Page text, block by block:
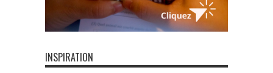
INSPIRATION